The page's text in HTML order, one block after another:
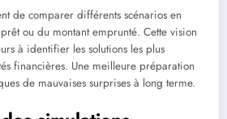
de comparer différents scénarios en
ou du montant emprunté. Cette vision
à identifier les solutions les plus
financières. Une meilleure préparation
de mauvaises surprises à long terme.